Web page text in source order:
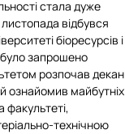
стала дуже
відбувся
біоресурсів і
запрошено
розпочав декан
ознайомив майбутніх
факультеті,
технічною